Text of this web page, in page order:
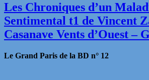
Les Chroniques d’un
Sentimental t1 de Vincent
Casanave Vents d’Ouest –
Le Grand Paris de la BD n° 12